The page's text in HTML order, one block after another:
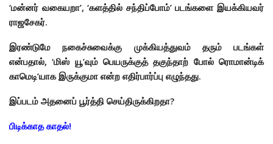
‘மன்னர் வகையறா’, ‘களத்தில் சந்திப்போம்’ படங்களை இயக்கியவர்
ராஜசேகர்.
இரண்டுமே நகைச்சுவைக்கு முக்கியத்துவம் தரும் படங்கள்
என்பதால், ‘மிஸ் யூ’வும் பெயருக்குத் தகுந்தாற் போல் ரொமான்டிக்
காமெடி’யாக இருக்குமா என்ற எதிர்பார்ப்பு எழுந்தது.
இப்படம் அதனைப் பூர்த்தி செய்திருக்கிறதா?
பிடிக்காத காதல்!